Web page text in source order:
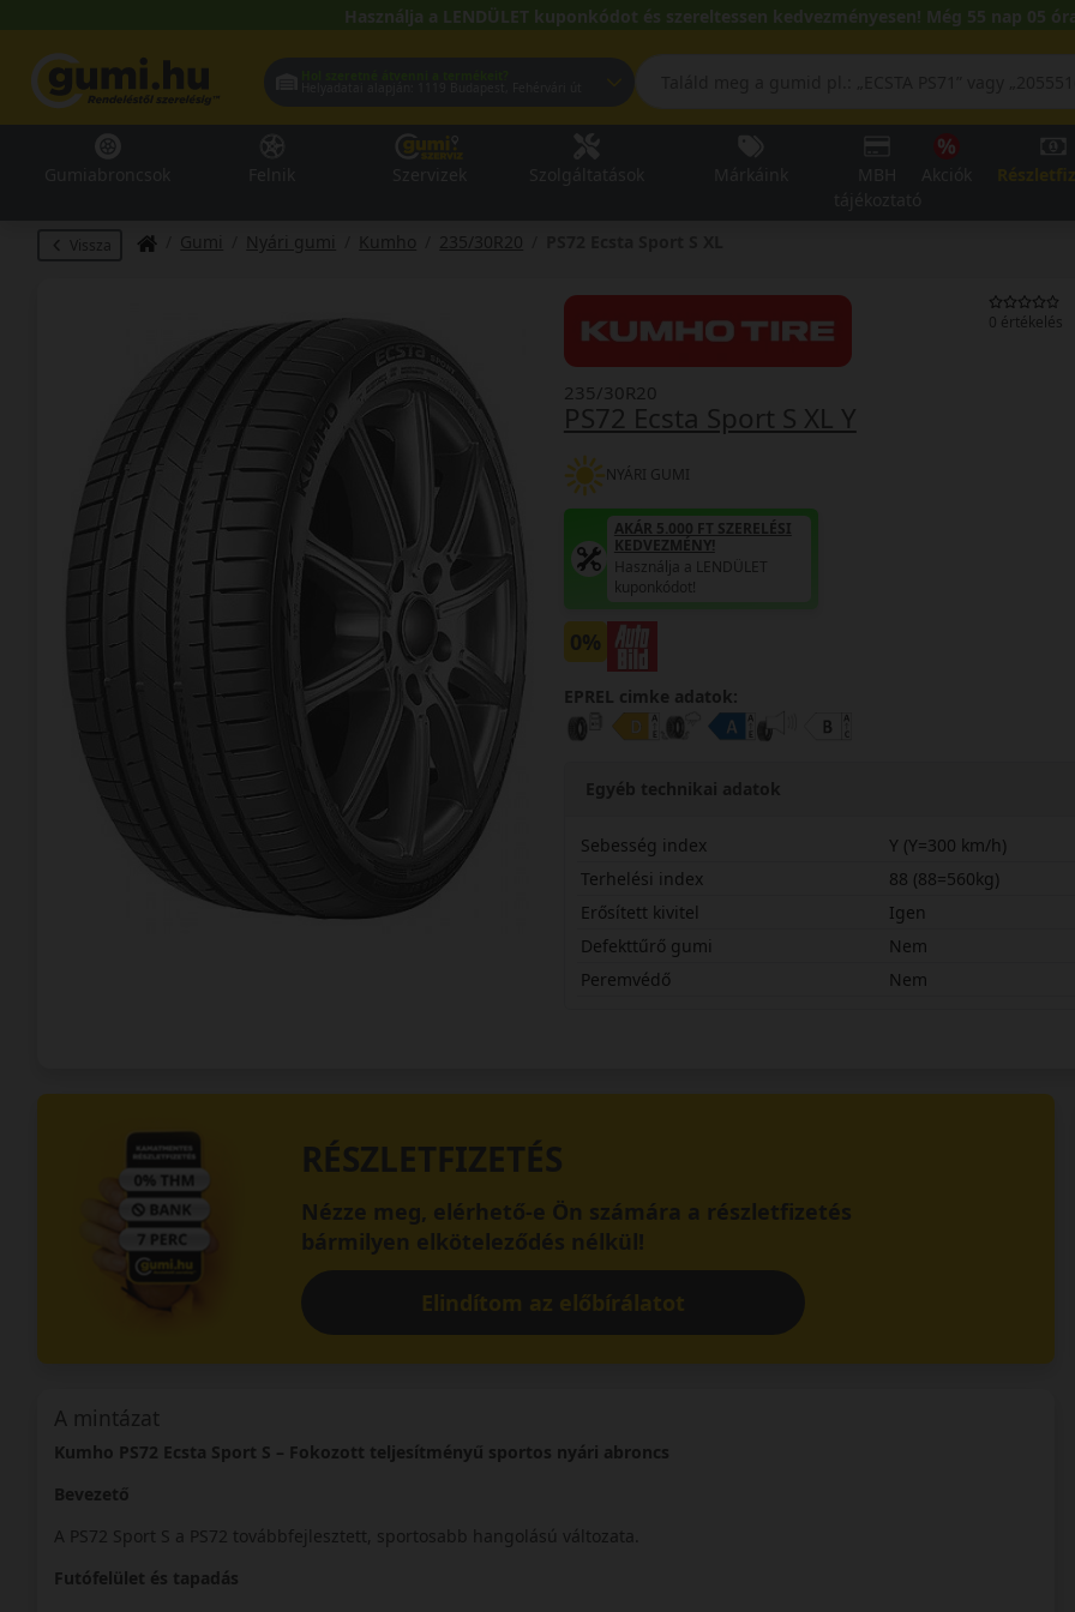
Használja a LENDÜLET kuponkódot és szereltessen kedvezményesen! Még 55 nap 05
Vissza Gumi Nyári gumi Kumho 235/30R20
0 értékelés
PS72 Ecsta Sport S XL Y
235/30R20
NYÁRI GUMI
AKÁR 5.000 FT SZERELÉSI
KEDVEZMÉNY!
Használja a LENDÜLET
kuponkódot!
0%
EPREL cimke adatok:
Egyéb technikai adatok
Sebesség index
Y (Y=300 km/h)
Terhelési index
88 (88=560kg)
Erősített kivitel
Igen
Defekttűrő gumi
Nem
Peremvédő
Nem
RÉSZLETFIZETÉS
Nézze meg, elérhető-e Ön számára a részletfizetés
bármilyen elköteleződés nélkül!
Elindítom az előbírálatot
A mintázat
Kumho PS72 Ecsta Sport S – Fokozott teljesítményű sportos nyári abroncs
Bevezető
A PS72 Sport S a PS72 továbbfejlesztett, sportosabb hangolású változata.
Futófelület és tapadás